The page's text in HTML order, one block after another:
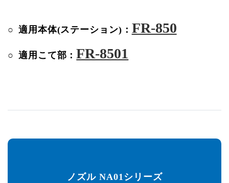
適用本体(ステーション)： FR-850
適用こて部： FR-8501
ノズル NA01シリーズ